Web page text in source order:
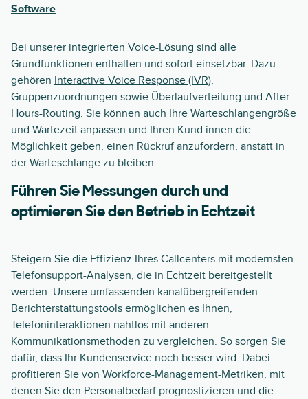
Software
Bei unserer integrierten Voice-Lösung sind alle
Grundfunktionen enthalten und sofort einsetzbar. Dazu
gehören Interactive Voice Response (IVR),
Gruppenzuordnungen sowie Überlaufverteilung und After-
Hours-Routing. Sie können auch Ihre Warteschlangengröße
und Wartezeit anpassen und Ihren Kund:innen die
Möglichkeit geben, einen Rückruf anzufordern, anstatt in
der Warteschlange zu bleiben.
Führen Sie Messungen durch und
optimieren Sie den Betrieb in Echtzeit
Steigern Sie die Effizienz Ihres Callcenters mit modernsten
Telefonsupport-Analysen, die in Echtzeit bereitgestellt
werden. Unsere umfassenden kanalübergreifenden
Berichterstattungstools ermöglichen es Ihnen,
Telefoninteraktionen nahtlos mit anderen
Kommunikationsmethoden zu vergleichen. So sorgen Sie
dafür, dass Ihr Kundenservice noch besser wird. Dabei
profitieren Sie von Workforce-Management-Metriken, mit
denen Sie den Personalbedarf prognostizieren und die